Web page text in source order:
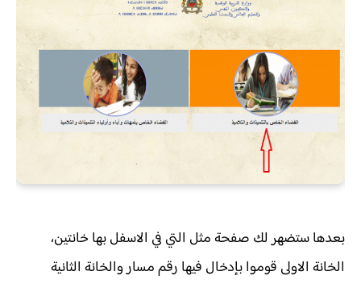
بعدها ستضهر لك صفحة مثل التي في الاسفل بها خانتين،
الخانة الاولى قوموا بإدخال فيها رقم مسار والخانة الثانية